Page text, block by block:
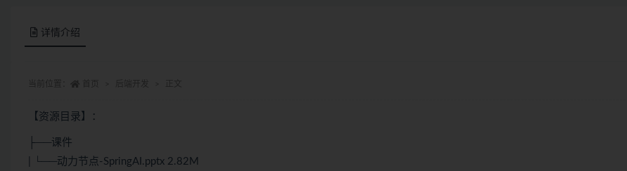
详情介绍
【资源目录】：
├──课件
| └──动力节点-SpringAI.pptx 2.82M